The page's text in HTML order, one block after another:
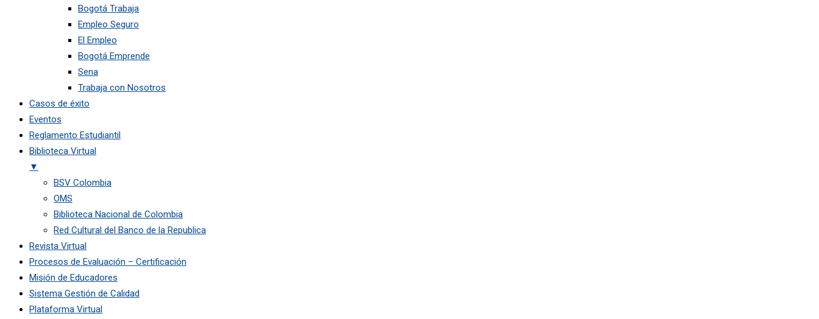
Bogotá Trabaja
Empleo Seguro
El Empleo
Bogotá Emprende
Sena
Trabaja con Nosotros
Casos de éxito
Eventos
Reglamento Estudiantil
Biblioteca Virtual
▼
BSV Colombia
OMS
Biblioteca Nacional de Colombia
Red Cultural del Banco de la Republica
Revista Virtual
Procesos de Evaluación – Certificación
Misión de Educadores
Sistema Gestión de Calidad
Plataforma Virtual